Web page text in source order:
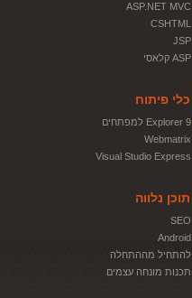
ASP.NET MVC
CSHTML
JSP
ASP קלאסי
כלי פיתוח
Explorer 9 למפתחים
Webmatrix
Visual Studio Express
תוכן נלווה
SEO
Android
להתחיל מההתחלה
תכנות מונחה עצמים